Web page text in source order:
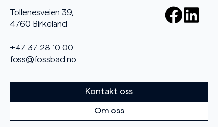
Tollenesveien 39,
4760 Birkeland
+47 37 28 10 00
foss@fossbad.no
Kontakt oss
Om oss